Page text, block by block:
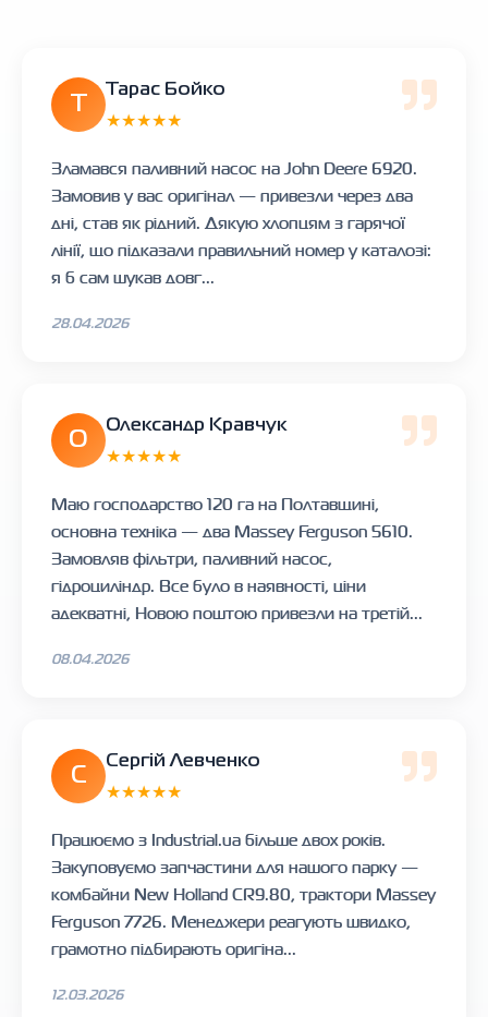
Тарас Бойко
★★★★★
Зламався паливний насос на John Deere 6920.
Замовив у вас оригінал — привезли через два
дні, став як рідний. Дякую хлопцям з гарячої
лінії, що підказали правильний номер у каталозі:
я б сам шукав довг...
28.04.2026
О
Олександр Кравчук
★★★★★
Маю господарство 120 га на Полтавщині,
основна техніка — два Massey Ferguson 5610.
Замовляв фільтри, паливний насос,
гідроциліндр. Все було в наявності, ціни
адекватні, Новою поштою привезли на третій...
08.04.2026
С
Сергій Левченко
★★★★★
Працюємо з Industrial.ua більше двох років.
Закуповуємо запчастини для нашого парку —
комбайни New Holland CR9.80, трактори Massey
Ferguson 7726. Менеджери реагують швидко,
грамотно підбирають оригіна...
12.03.2026